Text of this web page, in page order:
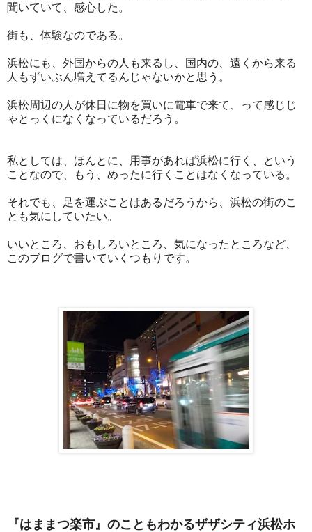
聞いていて、感心した。
街も、体験なのである。
浜松にも、外国からの人も来るし、国内の、遠くから来る
人もずいぶん増えてるんじゃないかと思う。
浜松周辺の人が休日に物を買いに電車で来て、って感じじ
ゃとっくになくなっているだろう。
私としては、ほんとに、用事があれば浜松に行く、という
ことなので、もう、めったに行くことはなくなっている。
それでも、足を運ぶことはあるだろうから、浜松の街のこ
とも気にしていたい。
いいところ、おもしろいところ、気になったところなど、
このブログで書いていくつもりです。
『はままつ楽市』のこともわかるザザシティ浜松ホ